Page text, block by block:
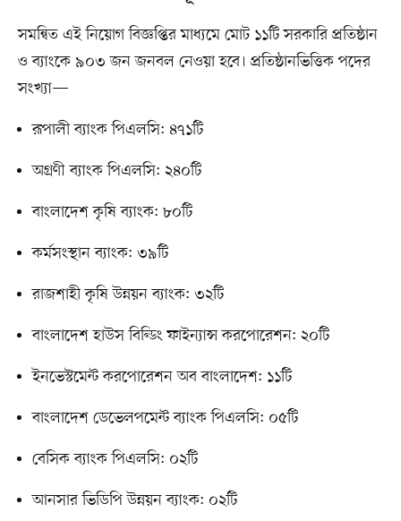
সমন্বিত এই নিয়োগ বিজ্ঞপ্তির মাধ্যমে মোট ১১টি সরকারি প্রতিষ্ঠান
ও ব্যাংকে ৯০৩ জন জনবল নেওয়া হবে। প্রতিষ্ঠানভিত্তিক পদের
সংখ্যা—
রূপালী ব্যাংক পিএলসি: ৪৭১টি
অগ্রণী ব্যাংক পিএলসি: ২৪০টি
বাংলাদেশ কৃষি ব্যাংক: ৮০টি
কর্মসংস্থান ব্যাংক: ৩৯টি
রাজশাহী কৃষি উন্নয়ন ব্যাংক: ৩২টি
বাংলাদেশ হাউস বিল্ডিং ফাইন্যান্স করপোরেশন: ২০টি
ইনভেস্টমেন্ট করপোরেশন অব বাংলাদেশ: ১১টি
বাংলাদেশ ডেভেলপমেন্ট ব্যাংক পিএলসি: ০৫টি
বেসিক ব্যাংক পিএলসি: ০২টি
আনসার ভিডিপি উন্নয়ন ব্যাংক: ০২টি